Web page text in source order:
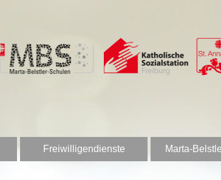
Freiwilligendienste Marta-